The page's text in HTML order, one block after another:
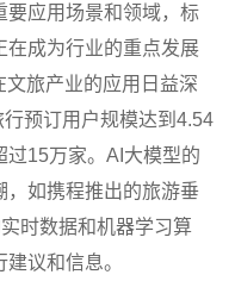
要应用场景和领域，标
在成为行业的重点发展
旅产业的应用日益深
预订用户规模达到4.54
过15万家。AI大模型的
，如携程推出的旅游垂
时数据和机器学习算
议和信息。